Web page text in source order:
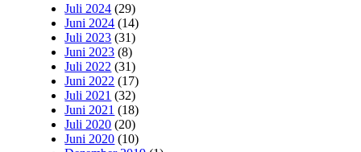
Juli 2024 (29)
Juni 2024 (14)
Juli 2023 (31)
Juni 2023 (8)
Juli 2022 (31)
Juni 2022 (17)
Juli 2021 (32)
Juni 2021 (18)
Juli 2020 (20)
Juni 2020 (10)